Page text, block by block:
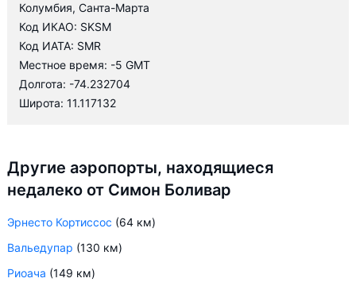
Колумбия, Санта-Марта
Код ИКАО: SKSM
Код ИАТА: SMR
Местное время: -5 GMT
Долгота: -74.232704
Широта: 11.117132
Другие аэропорты, находящиеся
недалеко от Симон Боливар
Эрнесто Кортиссос (64 км)
Вальедупар (130 км)
Риоача (149 км)